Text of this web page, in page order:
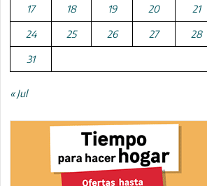
17 18 19 20 21
24 25 26 27 28
31
« Jul